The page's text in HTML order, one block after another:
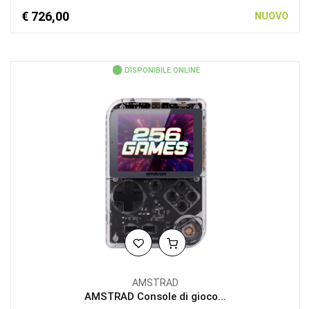
€ 726,00 NUOVO
DISPONIBILE ONLINE
AMSTRAD
AMSTRAD Console di gioco...